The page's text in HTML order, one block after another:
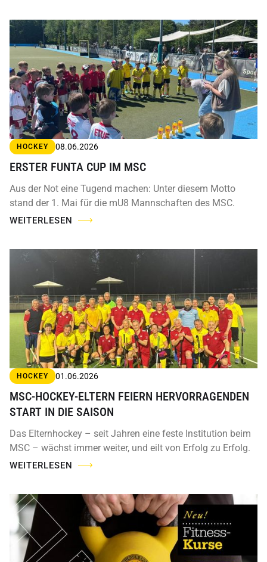
HOCKEY 08.06.2026
ERSTER FUNTA CUP IM MSC
Aus der Not eine Tugend machen: Unter diesem Motto
stand der 1. Mai für die mU8 Mannschaften des MSC.
WEITERLESEN
HOCKEY 01.06.2026
MSC-HOCKEY-ELTERN FEIERN HERVORRAGENDEN
START IN DIE SAISON
Das Elternhockey – seit Jahren eine feste Institution beim
MSC – wächst immer weiter, und eilt von Erfolg zu Erfolg.
WEITERLESEN